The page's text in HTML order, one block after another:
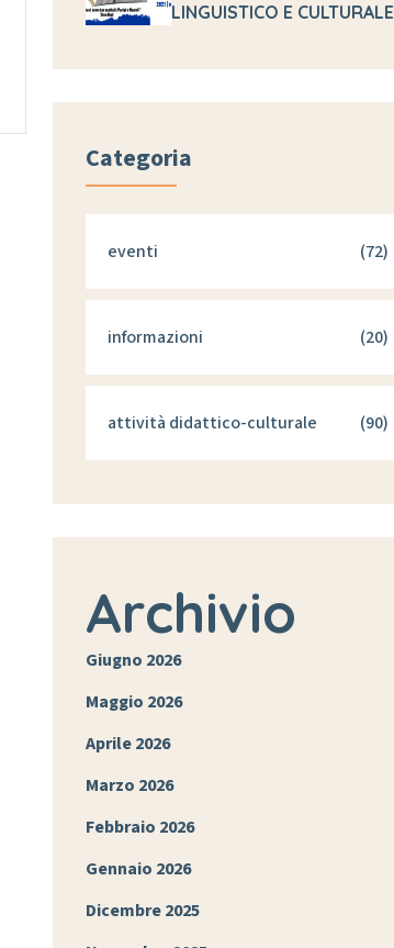
LINGUISTICO E CULTURALE
Categoria
eventi (72)
informazioni (20)
attività didattico-culturale (90)
Archivio
Giugno 2026
Maggio 2026
Aprile 2026
Marzo 2026
Febbraio 2026
Gennaio 2026
Dicembre 2025